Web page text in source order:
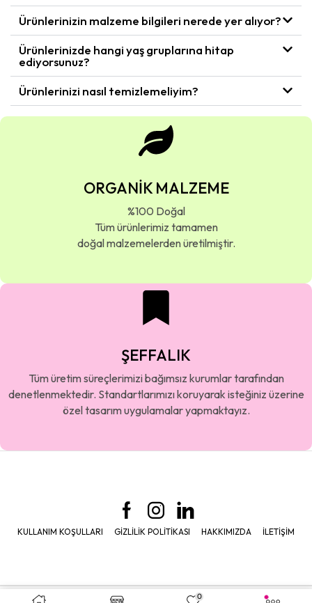
Ürünlerinizin malzeme bilgileri nerede yer alıyor?
Ürünlerinizde hangi yaş gruplarına hitap
ediyorsunuz?
Ürünlerinizi nasıl temizlemeliyim?
ORGANİK MALZEME
%100 Doğal
Tüm ürünlerimiz tamamen
doğal malzemelerden üretilmiştir.
ŞEFFALIK
Tüm üretim süreçlerimizi bağımsız kurumlar tarafından
denetlenmektedir. Standartlarımızı koruyarak isteğiniz üzerine
özel tasarım uygulamalar yapmaktayız.
0
KULLANIM KOŞULLARI GIZLILIK POLITIKASI HAKKIMIZDA İLETIŞIM
Bon Chic Baby – Tüm Hakları Saklıdır.